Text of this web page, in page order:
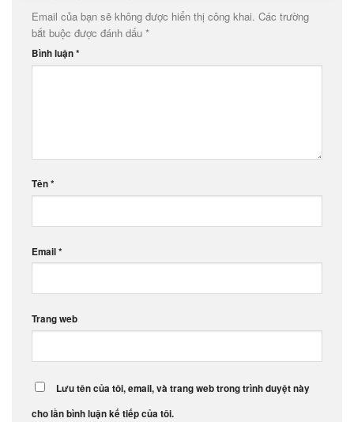
Email của bạn sẽ không được hiển thị công khai. Các trường
bắt buộc được đánh dấu *
Bình luận*
Tên*
Email*
Trang web
Lưu tên của tôi, email, và trang web trong trình duyệt này
cho lần bình luận kế tiếp của tôi.